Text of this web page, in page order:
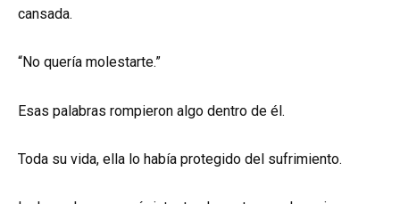
cansada.
“No quería molestarte.”
Esas palabras rompieron algo dentro de él.
Toda su vida, ella lo había protegido del sufrimiento.